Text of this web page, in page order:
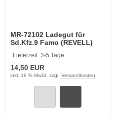
MR-72102 Ladegut für
Sd.Kfz.9 Famo (REVELL)
Lieferzeit: 3-5 Tage
14,50 EUR
inkl. 19 % MwSt. zzgl. Versandkosten